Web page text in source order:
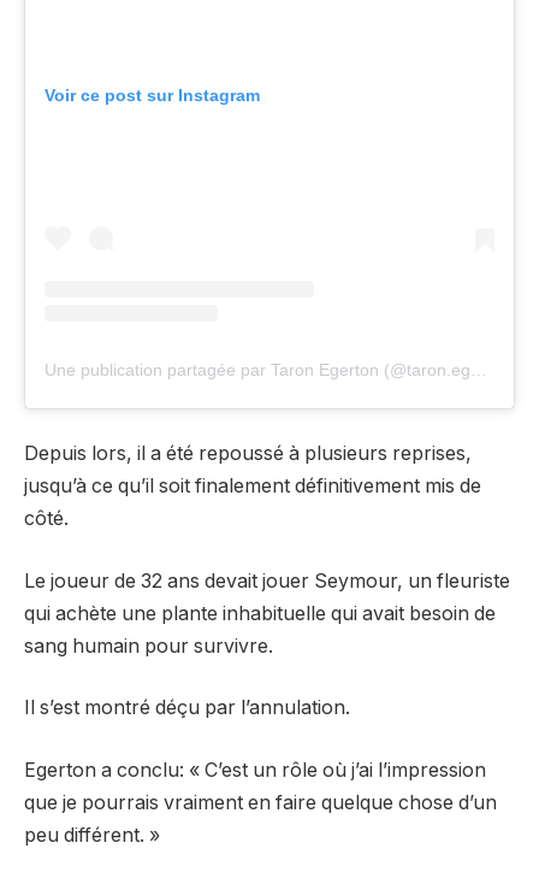
Voir ce post sur Instagram
Depuis lors, il a été repoussé à plusieurs reprises,
jusqu’à ce qu’il soit finalement définitivement mis de
côté.
Le joueur de 32 ans devait jouer Seymour, un fleuriste
qui achète une plante inhabituelle qui avait besoin de
sang humain pour survivre.
Il s’est montré déçu par l’annulation.
Egerton a conclu: « C’est un rôle où j’ai l’impression
que je pourrais vraiment en faire quelque chose d’un
peu différent. »